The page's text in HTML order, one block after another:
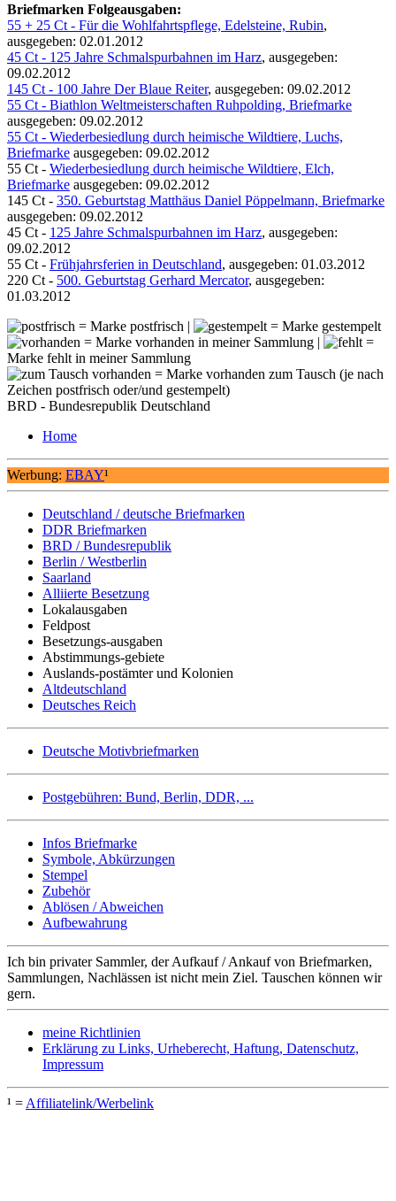
Briefmarken Folgeausgaben:
55 + 25 Ct - Für die Wohlfahrtspflege, Edelsteine, Rubin,
ausgegeben: 02.01.2012
45 Ct - 125 Jahre Schmalspurbahnen im Harz, ausgegeben:
09.02.2012
145 Ct - 100 Jahre Der Blaue Reiter, ausgegeben: 09.02.2012
55 Ct - Biathlon Weltmeisterschaften Ruhpolding, Briefmarke
ausgegeben: 09.02.2012
55 Ct - Wiederbesiedlung durch heimische Wildtiere, Luchs,
Briefmarke ausgegeben: 09.02.2012
55 Ct - Wiederbesiedlung durch heimische Wildtiere, Elch,
Briefmarke ausgegeben: 09.02.2012
145 Ct - 350. Geburtstag Matthäus Daniel Pöppelmann, Briefmarke
ausgegeben: 09.02.2012
45 Ct - 125 Jahre Schmalspurbahnen im Harz, ausgegeben:
09.02.2012
55 Ct - Frühjahrsferien in Deutschland, ausgegeben: 01.03.2012
220 Ct - 500. Geburtstag Gerhard Mercator, ausgegeben:
01.03.2012
= Marke postfrisch |
= Marke gestempelt
= Marke vorhanden in meiner Sammlung |
=
Marke fehlt in meiner Sammlung
= Marke vorhanden zum Tausch (je nach
Zeichen postfrisch oder/und gestempelt)
BRD - Bundesrepublik Deutschland
Home
Werbung: EBAY¹
Deutschland / deutsche Briefmarken
DDR Briefmarken
BRD / Bundesrepublik
Berlin / Westberlin
Saarland
Alliierte Besetzung
Lokalausgaben
Feldpost
Besetzungs-ausgaben
Abstimmungs-gebiete
Auslands-postämter und Kolonien
Altdeutschland
Deutsches Reich
Deutsche Motivbriefmarken
Postgebühren: Bund, Berlin, DDR, ...
Infos Briefmarke
Symbole, Abkürzungen
Stempel
Zubehör
Ablösen / Abweichen
Aufbewahrung
Ich bin privater Sammler, der Aufkauf / Ankauf von Briefmarken,
Sammlungen, Nachlässen ist nicht mein Ziel. Tauschen können wir
gern.
meine Richtlinien
Erklärung zu Links, Urheberecht, Haftung, Datenschutz,
Impressum
¹ = Affiliatelink/Werbelink